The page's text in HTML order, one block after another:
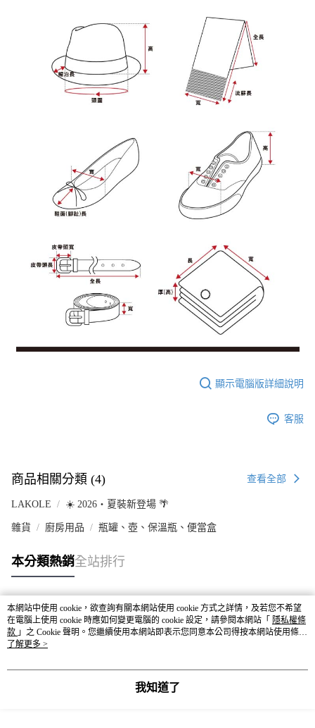
顯示電腦版詳細說明
客服
商品相關分類 (4) 查看全部
LAKOLE ☀️ 2026・夏裝新登場 🌴
雜貨 廚房用品 瓶罐、壺、保溫瓶、便當盒
本分類熱銷全站排行
熱門標籤
本網站中使用 cookie，欲查詢有關本網站使用 cookie 方式之詳情，及若您不希望
在電腦上使用 cookie 時應如何變更電腦的 cookie 設定，請參閱本網站「 隱私權條
款 」之 Cookie 聲明。您繼續使用本網站即表示您同意本公司得按本網站使用條款
之 Cookie 聲明使用 cookie。
了解更多 >
我知道了